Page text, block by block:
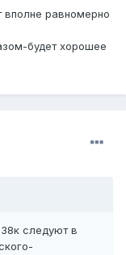
равномерно
будет хорошее
следуют в